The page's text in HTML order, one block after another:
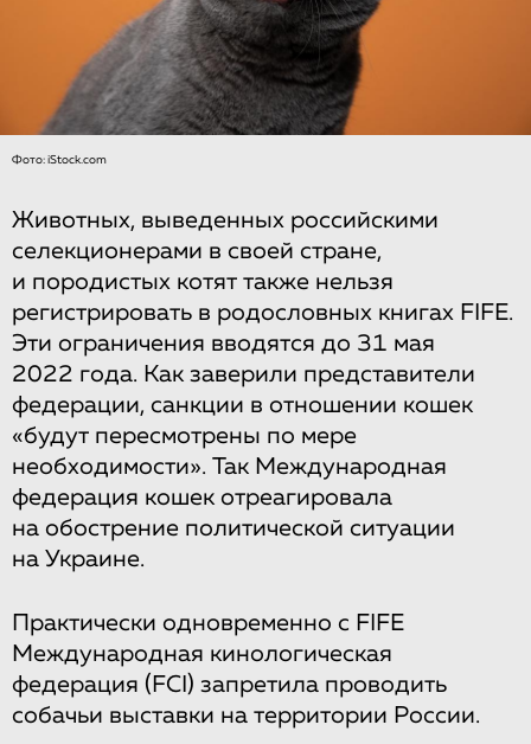
Фото: iStock.com
Животных, выведенных российскими
селекционерами в своей стране,
и породистых котят также нельзя
регистрировать в родословных книгах FIFE.
Эти ограничения вводятся до 31 мая
2022 года. Как заверили представители
федерации, санкции в отношении кошек
«будут пересмотрены по мере
необходимости». Так Международная
федерация кошек отреагировала
на обострение политической ситуации
на Украине.
Практически одновременно с FIFE
Международная кинологическая
федерация (FCI) запретила проводить
собачьи выставки на территории России.